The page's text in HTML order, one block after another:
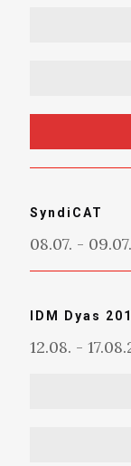
SyndiCAT
08.07. -
IDM Dyas
12.08. -